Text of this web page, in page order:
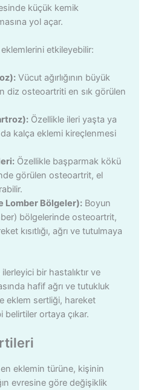
küçük kemik
yol açar.
etkileyebilir:
Vücut ağırlığının büyük
diz osteoartriti en sık görülen
Özellikle ileri yaşta ya
kalça eklemi kireçlenmesi
Özellikle başparmak kökü
görülen osteoartrit, el
Lomber Bölgeler):Boyun
bölgelerinde osteoartrit,
kısıtlığı, ağrı ve tutulmaya
bir hastalıktır ve
hafif ağrı ve tutukluk
eklem sertliği, hareket
belirtiler ortaya çıkar.
eklemin türüne, kişinin
evresine göre değişiklik